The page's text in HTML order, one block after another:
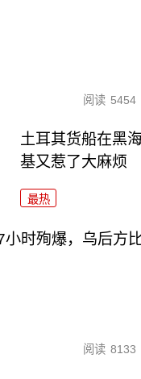
阅读 5454
土耳其货船在黑
基又惹了大麻烦
最热
小时殉爆，乌后方
阅读 8133